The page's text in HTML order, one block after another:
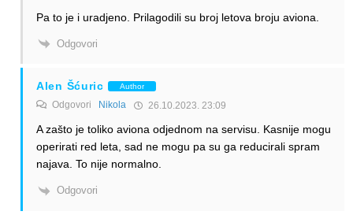
Pa to je i uradjeno. Prilagodili su broj letova broju aviona.
Odgovori
Alen Šćuric Author
Odgovori Nikola 26.10.2023. 23:09
A zašto je toliko aviona odjednom na servisu. Kasnije mogu
operirati red leta, sad ne mogu pa su ga reducirali spram
najava. To nije normalno.
Odgovori